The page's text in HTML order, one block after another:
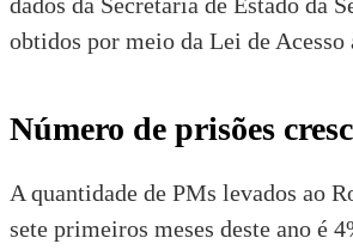
obtidos por meio da Lei de Acesso
Número de prisões
A quantidade de PMs levados ao
sete primeiros meses deste ano é